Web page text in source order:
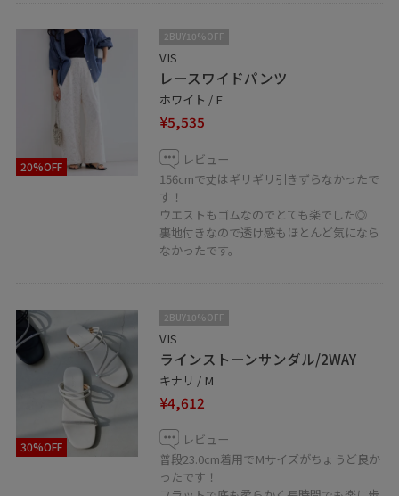
20%OFF
2BUY10%OFF
VIS
レースワイドパンツ
ホワイト / F
¥5,535
レビュー
156cmで丈はギリギリ引きずらなかったで
す！
ウエストもゴムなのでとても楽でした◎
裏地付きなので透け感もほとんど気になら
なかったです。
30%OFF
2BUY10%OFF
VIS
ラインストーンサンダル/2WAY
キナリ / M
¥4,612
レビュー
普段23.0cm着用でMサイズがちょうど良か
ったです！